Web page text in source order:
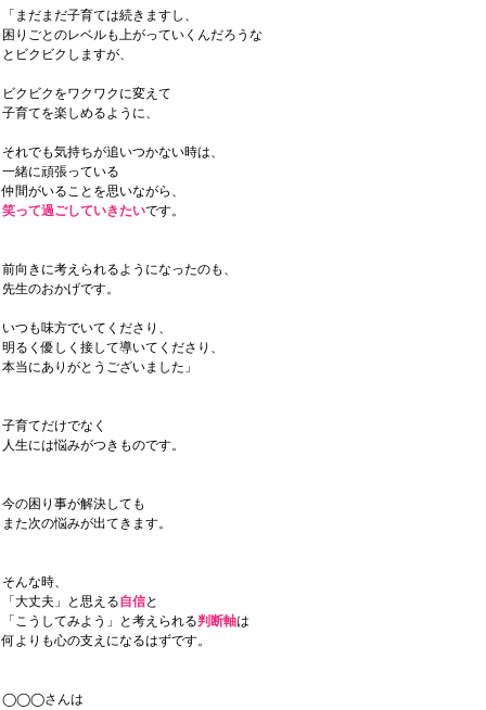
「まだまだ子育ては続きますし、
困りごとのレベルも上がっていくんだろうな
とビクビクしますが、
ビクビクをワクワクに変えて
子育てを楽しめるように、
それでも気持ちが追いつかない時は、
一緒に頑張っている
仲間がいることを思いながら、
笑って過ごしていきたいです。
前向きに考えられるようになったのも、
先生のおかげです。
いつも味方でいてくださり、
明るく優しく接して導いてくださり、
本当にありがとうございました」
子育てだけでなく
人生には悩みがつきものです。
今の困り事が解決しても
また次の悩みが出てきます。
そんな時、
「大丈夫」と思える自信と
「こうしてみよう」と考えられる判断軸は
何よりも心の支えになるはずです。
◯◯◯さんは